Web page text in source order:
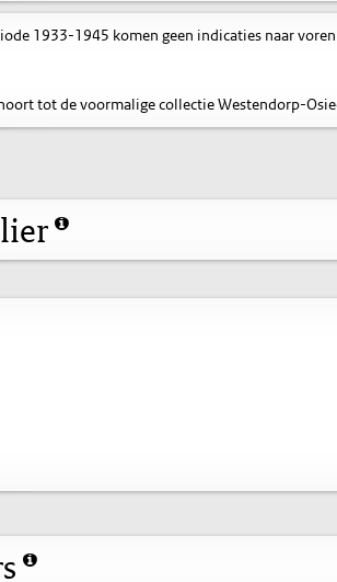
1933-1945 komen geen indicaties naar
tot de voormalige collectie Westendorp-